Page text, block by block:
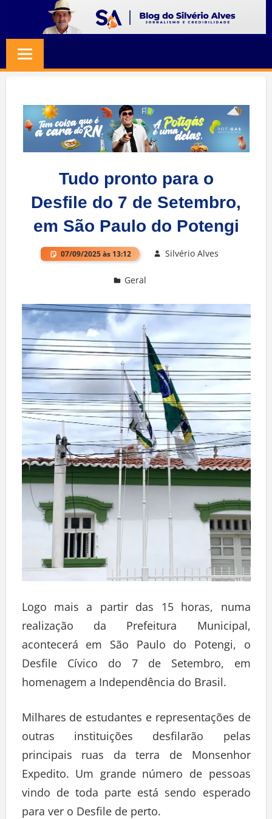
content
SILVERIO
ALVES
Jornalismo
Credibilidade
Tudo pronto para o
Desfile do 7 de Setembro,
em São Paulo do Potengi
07/09/2025 às 13:12 Silvério Alves
Geral
Logo mais a partir das 15 horas, numa
realização da Prefeitura Municipal,
acontecerá em São Paulo do Potengi, o
Desfile Cívico do 7 de Setembro, em
homenagem a Independência do Brasil.
Milhares de estudantes e representações de
outras instituições desfilarão pelas
principais ruas da terra de Monsenhor
Expedito. Um grande número de pessoas
vindo de toda parte está sendo esperado
para ver o Desfile de perto.